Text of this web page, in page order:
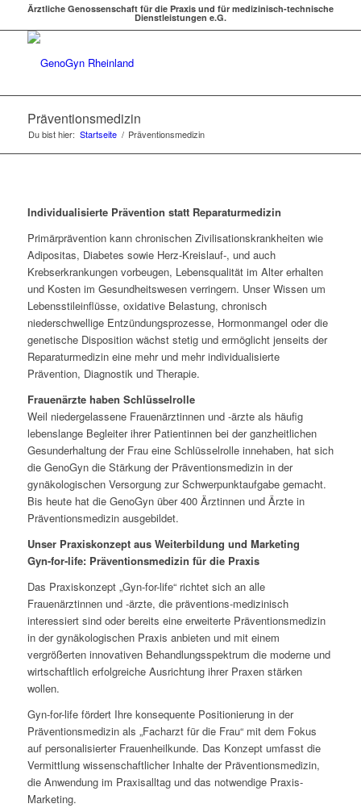
Ärztliche Genossenschaft für die Praxis und für medizinisch-technische
Dienstleistungen e.G.
Präventionsmedizin
Du bist hier: Startseite / Präventionsmedizin
Individualisierte Prävention statt Reparaturmedizin
Primärprävention kann chronischen Zivilisationskrankheiten wie
Adipositas, Diabetes sowie Herz-Kreislauf-, und auch
Krebserkrankungen vorbeugen, Lebensqualität im Alter erhalten
und Kosten im Gesundheitswesen verringern. Unser Wissen um
Lebensstileinflüsse, oxidative Belastung, chronisch
niederschwellige Entzündungsprozesse, Hormonmangel oder die
genetische Disposition wächst stetig und ermöglicht jenseits der
Reparaturmedizin eine mehr und mehr individualisierte
Prävention, Diagnostik und Therapie.
Frauenärzte haben Schlüsselrolle
Weil niedergelassene Frauenärztinnen und -ärzte als häufig
lebenslange Begleiter ihrer Patientinnen bei der ganzheitlichen
Gesunderhaltung der Frau eine Schlüsselrolle innehaben, hat sich
die GenoGyn die Stärkung der Präventionsmedizin in der
gynäkologischen Versorgung zur Schwerpunktaufgabe gemacht.
Bis heute hat die GenoGyn über 400 Ärztinnen und Ärzte in
Präventionsmedizin ausgebildet.
Unser Praxiskonzept aus Weiterbildung und Marketing
Gyn-for-life: Präventionsmedizin für die Praxis
Das Praxiskonzept „Gyn-for-life“ richtet sich an alle
Frauenärztinnen und -ärzte, die präventions-medizinisch
interessiert sind oder bereits eine erweiterte Präventionsmedizin
in der gynäkologischen Praxis anbieten und mit einem
vergrößerten innovativen Behandlungsspektrum die moderne und
wirtschaftlich erfolgreiche Ausrichtung ihrer Praxen stärken
wollen.
Gyn-for-life fördert Ihre konsequente Positionierung in der
Präventionsmedizin als „Facharzt für die Frau“ mit dem Fokus
auf personalisierter Frauenheilkunde. Das Konzept umfasst die
Vermittlung wissenschaftlicher Inhalte der Präventionsmedizin,
die Anwendung im Praxisalltag und das notwendige Praxis-
Marketing.